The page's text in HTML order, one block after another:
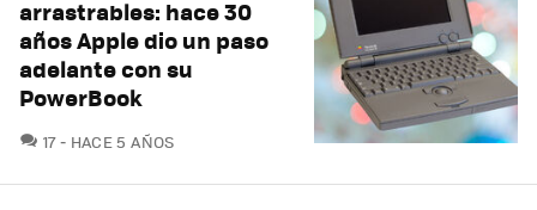
arrastrables: hace 30
años Apple dio un paso
adelante con su
PowerBook
17COMENTARIOS
HACE 5 AÑOS